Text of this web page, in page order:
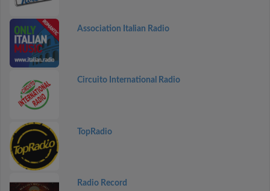
Association Italian Radio
Circuito International Radio
TopRadio
Radio Record